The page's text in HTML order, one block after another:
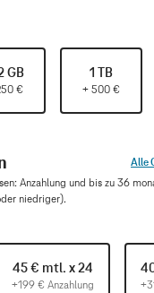
GB
€
1 TB
+ 500 €
Alle
Anzahlung und bis zu 36
niedriger).
45 € mtl. x 24
+199 € Anzahlung